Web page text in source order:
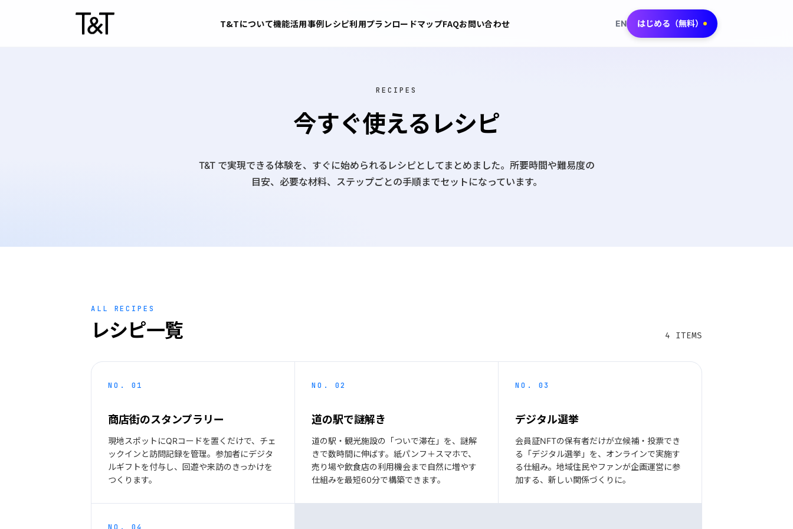
T&Tについて機能活用事例レシピ利用プランロードマップFAQお問い合わせ EN はじめる（無料）
RECIPES
今すぐ使えるレシピ
T&T で実現できる体験を、すぐに始められるレシピとしてまとめました。所要時間や難易度の
目安、必要な材料、ステップごとの手順までセットになっています。
ALL RECIPES
レシピ一覧 4 ITEMS
NO. 01
商店街のスタンプラリー
現地スポットにQRコードを置くだけで、チェ
ックインと訪問記録を管理。参加者にデジタ
ルギフトを付与し、回遊や来訪のきっかけを
つくります。
NO. 02
道の駅で謎解き
道の駅・観光施設の「ついで滞在」を、謎解
きで数時間に伸ばす。紙パンフ＋スマホで、
売り場や飲食店の利用機会まで自然に増やす
仕組みを最短60分で構築できます。
NO. 03
デジタル選挙
会員証NFTの保有者だけが立候補・投票でき
る「デジタル選挙」を、オンラインで実施す
る仕組み。地域住民やファンが企画運営に参
加する、新しい関係づくりに。